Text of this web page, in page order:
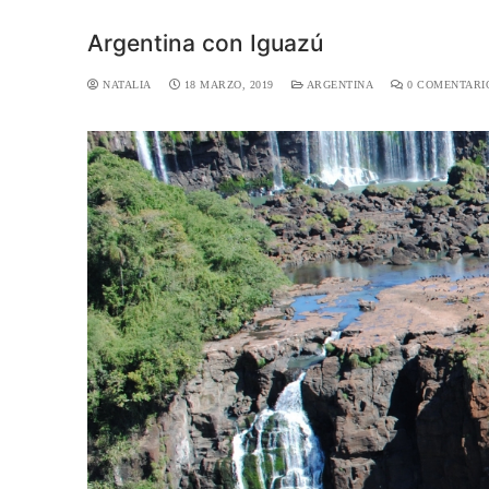
Argentina con Iguazú
NATALIA 18 MARZO, 2019 ARGENTINA 0